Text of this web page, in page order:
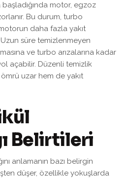
motor, egzoz
Bu durum, turbo
motorun daha fazla yakıt
süre temizlenmeyen
ve turbo arızalarına kadar
açabilir. Düzenli temizlik
uzar hem de yakıt
Belirtileri
anlamanın bazı belirgin
düşer, özellikle yokuşlarda